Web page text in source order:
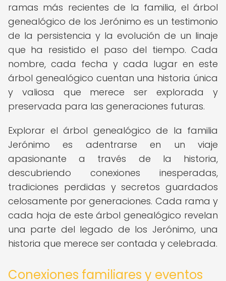
ramas más recientes de la familia, el árbol
genealógico de los Jerónimo es un testimonio
de la persistencia y la evolución de un linaje
que ha resistido el paso del tiempo. Cada
nombre, cada fecha y cada lugar en este
árbol genealógico cuentan una historia única
y valiosa que merece ser explorada y
preservada para las generaciones futuras.
Explorar el árbol genealógico de la familia
Jerónimo es adentrarse en un viaje
apasionante a través de la historia,
descubriendo conexiones inesperadas,
tradiciones perdidas y secretos guardados
celosamente por generaciones. Cada rama y
cada hoja de este árbol genealógico revelan
una parte del legado de los Jerónimo, una
historia que merece ser contada y celebrada.
Conexiones familiares y eventos